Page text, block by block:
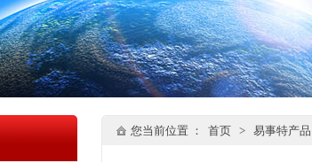
您当前位置 ： 首页 > 易事特产品